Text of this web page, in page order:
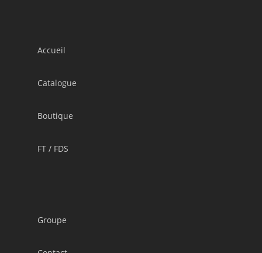
Accueil
Catalogue
Boutique
FT / FDS
Groupe